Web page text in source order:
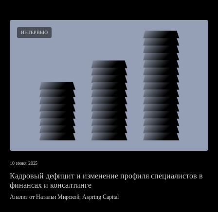
ИНТЕРВЬЮ
10 июня 2025
Кадровый дефицит и изменение профиля специалистов в
финансах и консалтинге
Анализ от Натальи Мирской, Aspring Capital